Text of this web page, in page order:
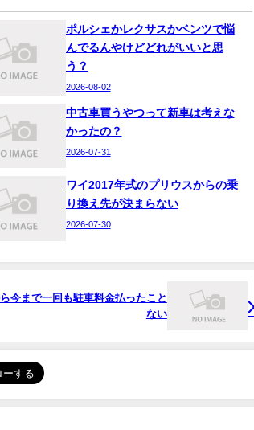
ポルシェかレクサスかベンツで悩
んでるんやけどどれがいいと思
う？
2026-08-02
中古車買うやつって新車は考えな
かったの？
2026-07-31
ワイ2017年式のプリウスからの乗
り換え先が決まらない
2026-07-30
今まで一回も駐車料金払ったこと
ない